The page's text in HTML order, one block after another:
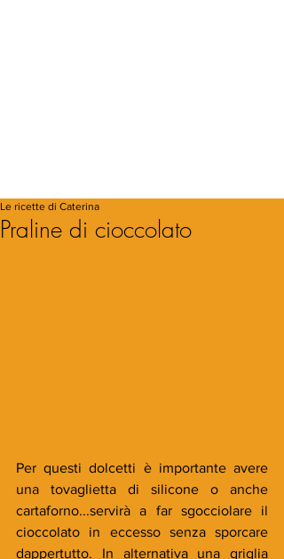
Praline di cioccolato
Le ricette di Caterina
Per questi dolcetti è importante avere
una tovaglietta di silicone o anche
cartaforno...servirà a far sgocciolare il
cioccolato in eccesso senza sporcare
dappertutto. In alternativa una griglia